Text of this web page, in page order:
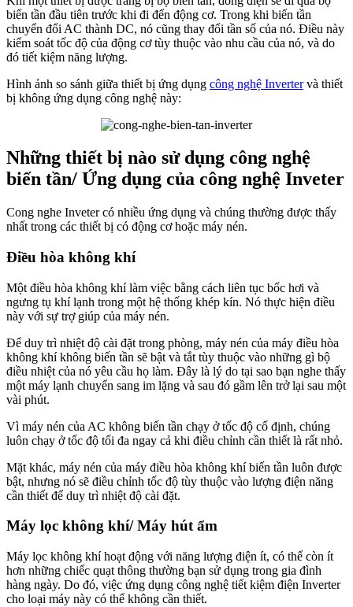
biến tần đầu tiên trước khi đi đến động cơ. Trong khi biến tần
chuyển đổi AC thành DC, nó cũng thay đổi tần số của nó. Điều này
kiểm soát tốc độ của động cơ tùy thuộc vào nhu cầu của nó, và do
đó tiết kiệm năng lượng.
Hình ảnh so sánh giữa thiết bị ứng dụng công nghệ Invertervà thiết
bị không ứng dụng công nghệ này:
Những thiết bị nào sử dụng công nghệ
biến tần/ Ứng dụng của công nghệ Inveter
Cong nghe Inveter có nhiều ứng dụng và chúng thường được thấy
nhất trong các thiết bị có động cơ hoặc máy nén.
Điều hòa không khí
Một điều hòa không khí làm việc bằng cách liên tục bốc hơi và
ngưng tụ khí lạnh trong một hệ thống khép kín. Nó thực hiện điều
này với sự trợ giúp của máy nén.
Để duy trì nhiệt độ cài đặt trong phòng, máy nén của máy điều hòa
không khí không biến tần sẽ bật và tắt tùy thuộc vào những gì bộ
điều nhiệt của nó yêu cầu họ làm. Đây là lý do tại sao bạn nghe thấy
một máy lạnh chuyển sang im lặng và sau đó gầm lên trở lại sau một
vài phút.
Vì máy nén của AC không biến tần chạy ở tốc độ cố định, chúng
luôn chạy ở tốc độ tối đa ngay cả khi điều chỉnh cần thiết là rất nhỏ.
Mặt khác, máy nén của máy điều hòa không khí biến tần luôn được
bật, nhưng nó sẽ điều chỉnh tốc độ tùy thuộc vào lượng điện năng
cần thiết để duy trì nhiệt độ cài đặt.
Máy lọc không khí/ Máy hút ẩm
Máy lọc không khí hoạt động với năng lượng điện ít, có thể còn ít
hơn những chiếc quạt thông thường bạn sử dụng trong gia đình
hàng ngày. Do đó, việc ứng dụng công nghệ tiết kiệm điện Inverter
cho loại máy này có thể không cần thiết.